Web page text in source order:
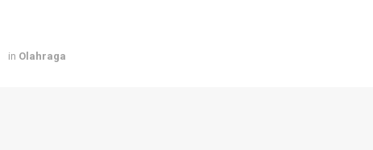
in Olahraga